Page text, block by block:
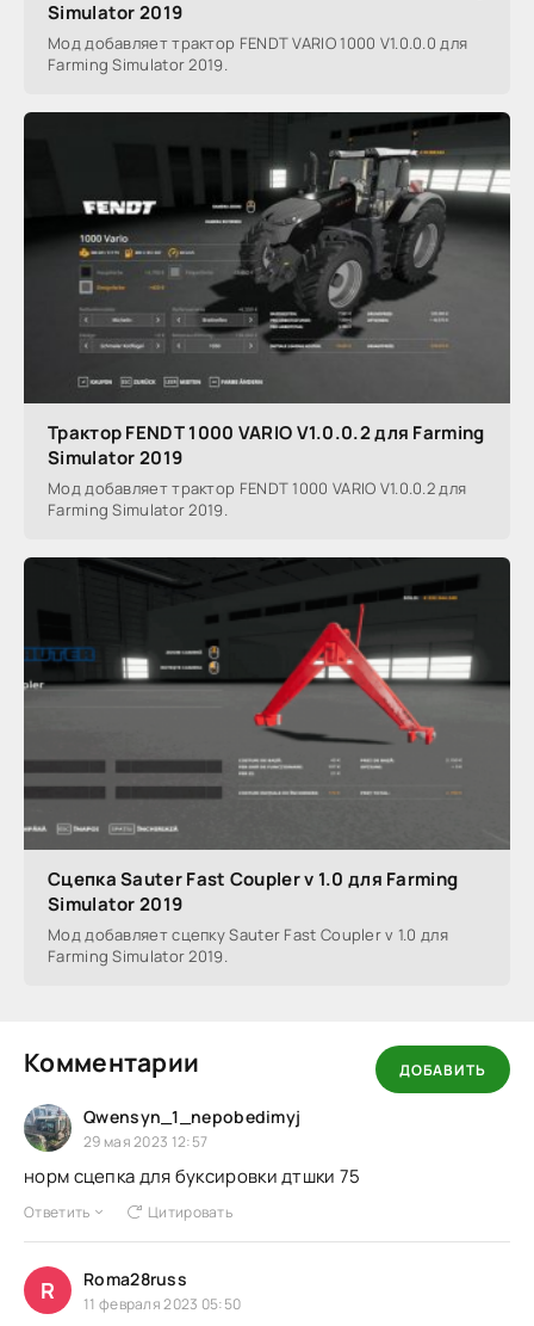
Simulator 2019
Мод добавляет трактор FENDT VARIO 1000 V1.0.0.0 для
Farming Simulator 2019.
Трактор FENDT 1000 VARIO V1.0.0.2 для Farming
Simulator 2019
Мод добавляет трактор FENDT 1000 VARIO V1.0.0.2 для
Farming Simulator 2019.
Сцепка Sauter Fast Coupler v 1.0 для Farming
Simulator 2019
Мод добавляет сцепку Sauter Fast Coupler v 1.0 для
Farming Simulator 2019.
Комментарии ДОБАВИТЬ
Qwensyn_1_nepobedimyj
29 мая 2023 12:57
норм сцепка для буксировки дтшки 75
Ответить Цитировать
R Roma28russ
11 февраля 2023 05:50